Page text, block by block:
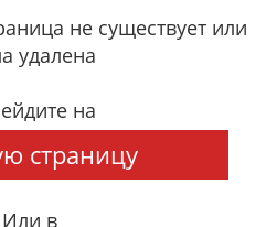
не существует или
удалена
на
страницу
Или в